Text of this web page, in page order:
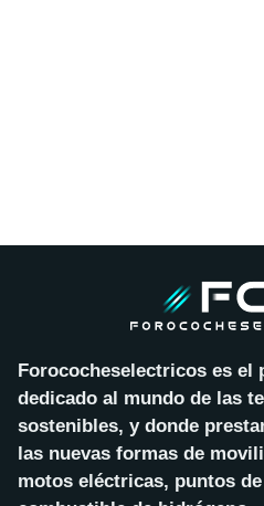
Forococheselectricos es el
dedicado al mundo de las
sostenibles, y donde
las nuevas formas de
motos eléctricas, puntos